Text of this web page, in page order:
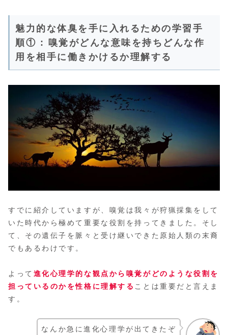
魅力的な体臭を手に入れるための学習手
順① : 嗅覚がどんな意味を持ちどんな作
用を相手に働きかけるか理解する
すでに紹介していますが、嗅覚は我々が狩猟採集をして
いた時代から極めて重要な役割を持ってきました。そし
て、その遺伝子を脈々と受け継いできた原始人類の末裔
でもあるわけです。
よって 進化心理学的な観点から嗅覚がどのような役割を
担っているのかを性格に理解する ことは重要だと言えま
す。
なんか急に進化心理学が出てきたぞ